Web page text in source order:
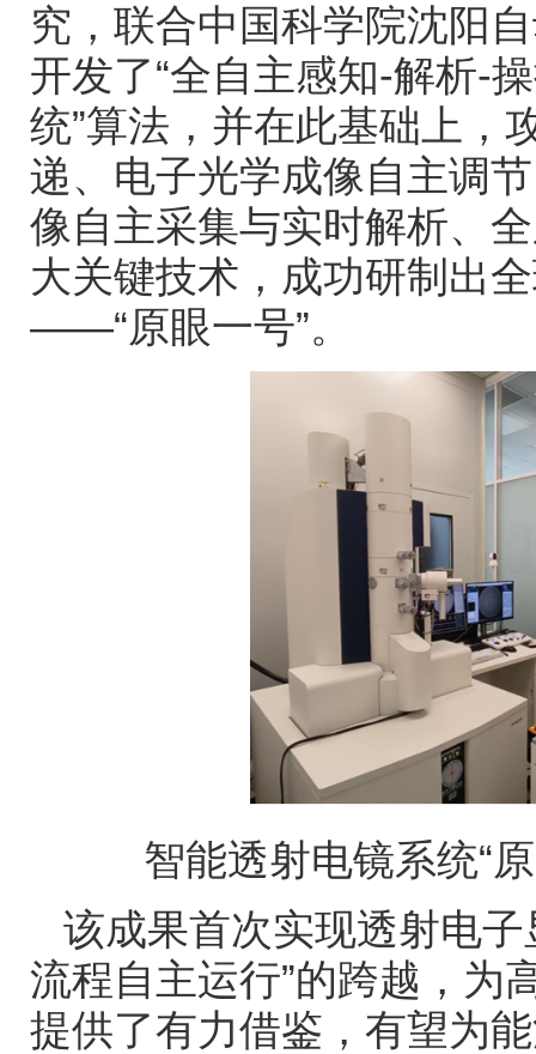
究，联合中国科学院沈阳
开发了“全自主感知-解析-
统”算法，并在此基础上，
递、电子光学成像自主调
像自主采集与实时解析、
大关键技术，成功研制出
——“原眼一号”。
智能透射电镜系统“
该成果首次实现透射电
流程自主运行”的跨越，为
提供了有力借鉴，有望为